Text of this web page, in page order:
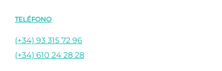
TELÉFONO
(+34) 93 315 72 96
(+34) 610 24 28 28